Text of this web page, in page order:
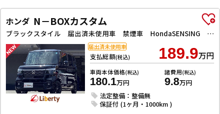
ホンダ N－BOXカスタム
ブラックスタイル 届出済未使用車 禁煙車 HondaSENSING 両側自動ドア アダプティブクルーズコントロール 電子パーキング 前席シートヒーター LEDヘッドライト スマートキー プッシュスタート 純正アルミ
支払総額(税込) 189.9万円
車両本体価格(税込)
180.1万円
諸費用(税込)
9.8万円
法定整備：整備無
保証付 (1ヶ月・1000km )
届出済未使用車